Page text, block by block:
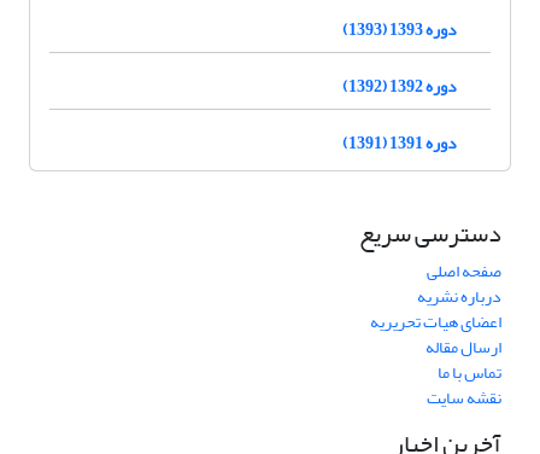
دوره 1393 (1393)
دوره 1392 (1392)
دوره 1391 (1391)
دسترسی سریع
صفحه اصلی
درباره نشریه
اعضای هیات تحریریه
ارسال مقاله
تماس با ما
نقشه سایت
آخرین اخبار